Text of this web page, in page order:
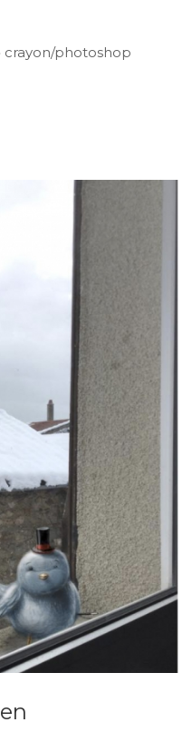
crayon/photoshop